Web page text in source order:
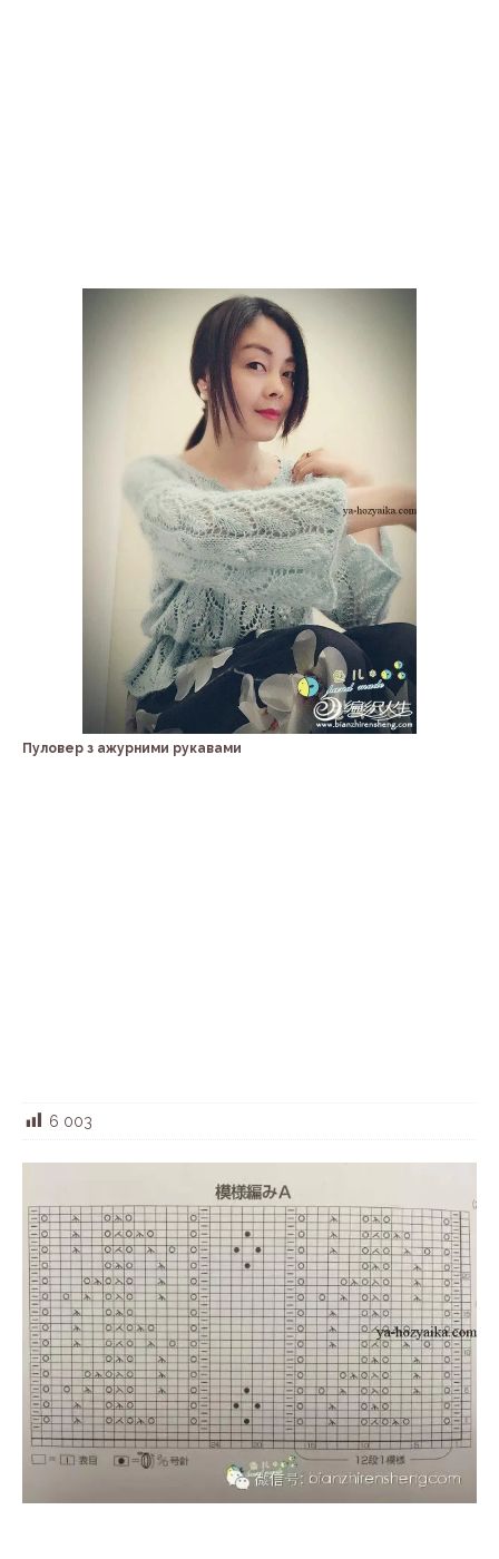
Пуловер з ажурними рукавами
6 003